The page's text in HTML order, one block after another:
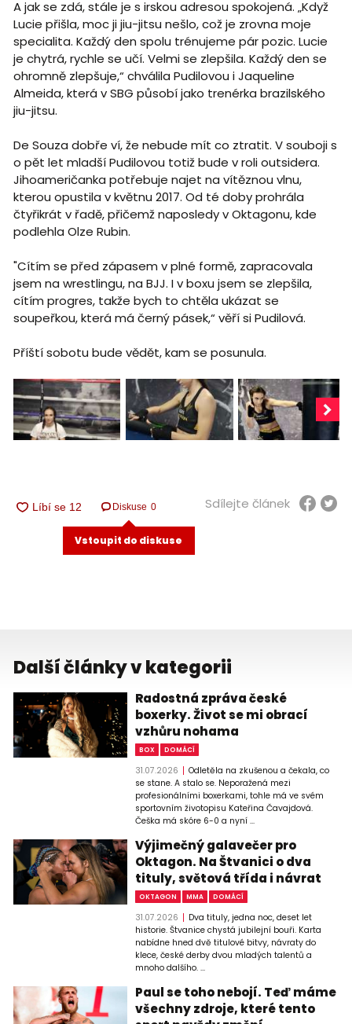
A jak se zdá, stále je s irskou adresou spokojená. „Když
Lucie přišla, moc ji jiu-jitsu nešlo, což je zrovna moje
specialita. Každý den spolu trénujeme pár pozic. Lucie
je chytrá, rychle se učí. Velmi se zlepšila. Každý den se
ohromně zlepšuje,“ chválila Pudilovou i Jaqueline
Almeida, která v SBG působí jako trenérka brazilského
jiu-jitsu.
De Souza dobře ví, že nebude mít co ztratit. V souboji s
o pět let mladší Pudilovou totiž bude v roli outsidera.
Jihoameričanka potřebuje najet na vítěznou vlnu,
kterou opustila v květnu 2017. Od té doby prohrála
čtyřikrát v řadě, přičemž naposledy v Oktagonu, kde
podlehla Olze Rubin.
"Cítím se před zápasem v plné formě, zapracovala
jsem na wrestlingu, na BJJ. I v boxu jsem se zlepšila,
cítím progres, takže bych to chtěla ukázat se
soupeřkou, která má černý pásek,“ věří si Pudilová.
Příští sobotu bude vědět, kam se posunula.
Diskuse 0
Vstoupit do diskuse
Sdílejte článek
Další články v kategorii
Radostná zpráva české
boxerky. Život se mi obrací
vzhůru nohama
BOX DOMÁCÍ
31.07.2026
Odletěla na zkušenou a čekala, co
se stane. A stalo se. Neporažená mezi
profesionálními boxerkami, tohle má ve svém
sportovním životopisu Kateřina Čavajdová.
Češka má skóre 6-0 a nyní ...
Výjimečný galavečer pro
Oktagon. Na Štvanici o dva
tituly, světová třída i návrat
OKTAGON MMA DOMÁCÍ
31.07.2026
Dva tituly, jedna noc, deset let
historie. Štvanice chystá jubilejní bouři. Karta
nabídne hned dvě titulové bitvy, návraty do
klece, české derby dvou mladých talentů a
mnoho dalšího. ...
Paul se toho nebojí. Teď máme
všechny zdroje, které tento